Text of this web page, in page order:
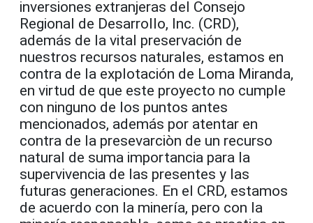
inversiones extranjeras del Consejo
Regional de Desarrollo, Inc. (CRD),
además de la vital preservación de
nuestros recursos naturales, estamos en
contra de la explotación de Loma Miranda,
en virtud de que este proyecto no cumple
con ninguno de los puntos antes
mencionados, además por atentar en
contra de la presevarciòn de un recurso
natural de suma importancia para la
supervivencia de las presentes y las
futuras generaciones. En el CRD, estamos
de acuerdo con la minería, pero con la